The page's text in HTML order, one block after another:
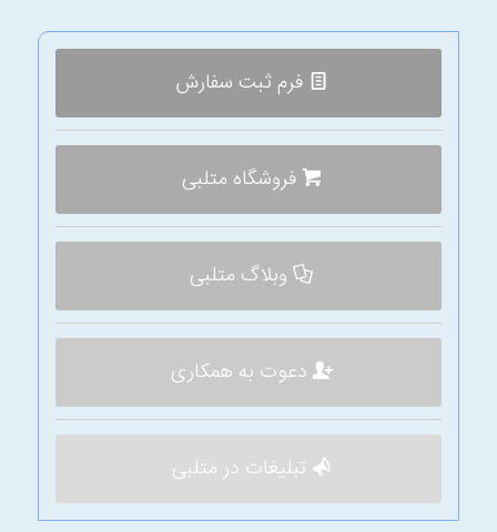
فرم ثبت سفارش
فروشگاه متلبی
وبلاگ متلبی
دعوت به همکاری
تبلیغات در متلبی